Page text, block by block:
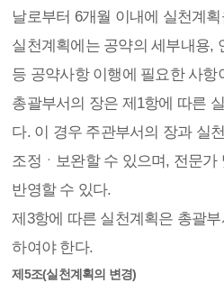
날로부터 6개월 이내에 실천계
실천계획에는 공약의 세부내용,
등 공약사항 이행에 필요한 사항
총괄부서의 장은 제1항에 따른
다. 이 경우 주관부서의 장과 실
조정ㆍ보완할 수 있으며, 전문가
반영할 수 있다.
제3항에 따른 실천계획은 총괄
하여야 한다.
제5조(실천계획의 변경)